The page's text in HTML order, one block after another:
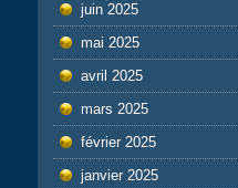
juin 2025
mai 2025
avril 2025
mars 2025
février 2025
janvier 2025